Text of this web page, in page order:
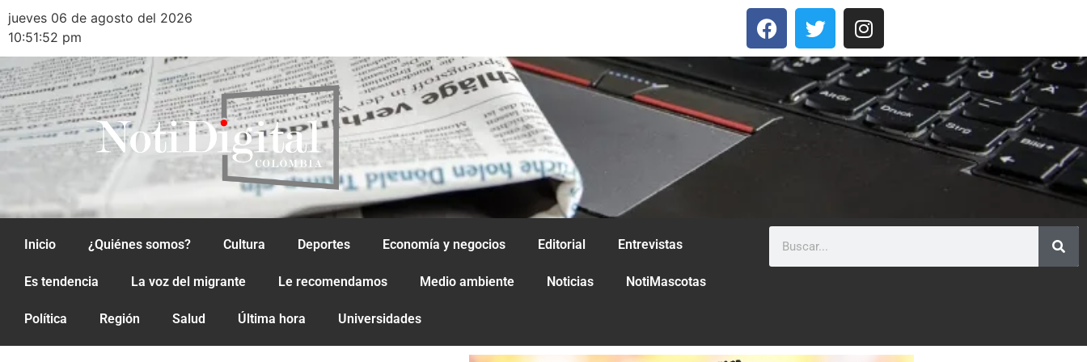
jueves 06 de agosto del 2026
10:51:52 pm
Inicio ¿Quiénes somos? Cultura Deportes Economía y negocios Editorial Entrevistas
Es tendencia La voz del migrante Le recomendamos Medio ambiente Noticias NotiMascotas
Política Región Salud Última hora Universidades